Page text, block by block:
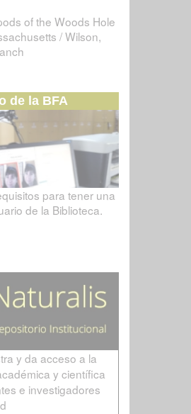
of the Woods Hole
/ Wilson,
de la BFA
para tener una
de la Biblioteca.
y da acceso a la
y científica
e investigadores